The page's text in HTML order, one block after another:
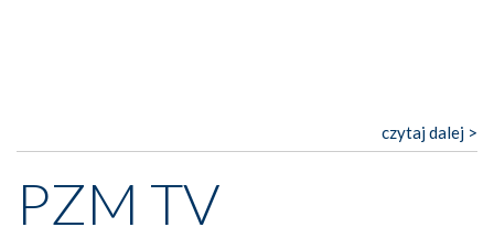
czytaj dalej >
PZM TV